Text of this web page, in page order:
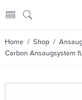
Home / Shop /
Carbon Ansaugsystem